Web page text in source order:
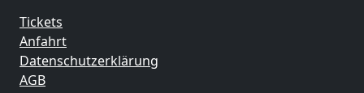
Tickets
Anfahrt
Datenschutzerklärung
AGB